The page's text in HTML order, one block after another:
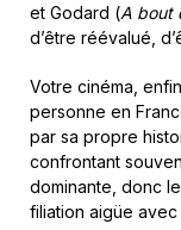
et Godard (A bout
d’être réévalué,
Votre cinéma,
personne en
par sa propre
confrontant
dominante, donc
filiation aigüe